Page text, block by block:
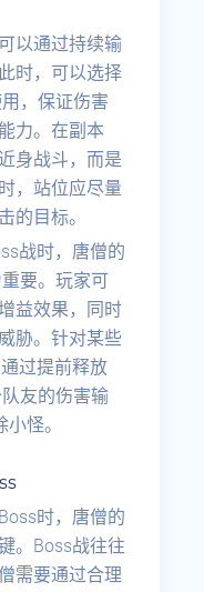
以通过持续输
时，可以选择
用，保证伤害
力。在副本
身战斗，而是
，站位应尽量
的目标。
战时，唐僧的
重要。玩家可
益效果，同时
胁。针对某些
过提前释放
队友的伤害输
怪。
时，唐僧的
。Boss战往往
需要通过合理